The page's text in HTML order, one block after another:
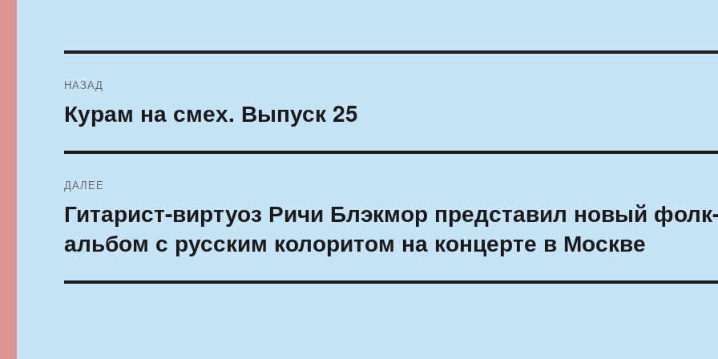
по
НАЗАД
Предыдущая
запись:
Курам на смех. Выпуск 25
ДАЛЕЕ
Следующая
Гитарист-виртуоз Ричи Блэкмор представил новый
альбом с русским колоритом на концерте в Москве